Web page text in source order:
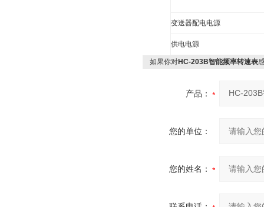
变送器配电电源
供电电源
如果你对HC-203B智能频率转速表
产品：
您的单位：
您的姓名：